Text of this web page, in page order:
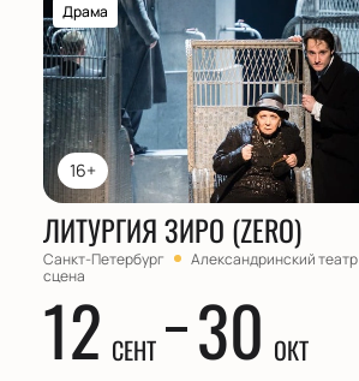
16+
Драма
ЛИТУРГИЯ ЗИРО (ZERO)
Санкт-Петербург Александринский театр
сцена
12 СЕНТ 30 ОКТ